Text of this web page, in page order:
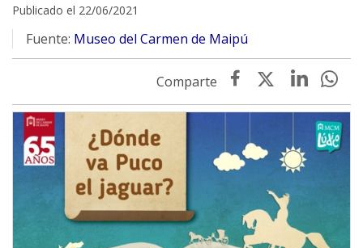
Publicado el 22/06/2021
Fuente: Museo del Carmen de Maipú